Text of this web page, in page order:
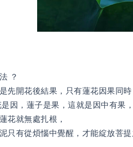
？
先開花後結果，只有蓮花因果同
因，蓮子是果，這就是因中有
花就無處扎根，
只有從煩惱中覺醒，才能綻放菩提